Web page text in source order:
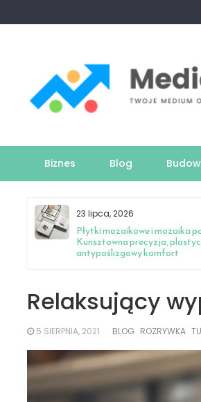
to
Biznes Blog
23 lipca, 2026
Płytki mozaikowe i mozaika
Kunsztowna precyzja,
antypoślizgowy komfort
Relaksujący
5 SIERPNIA, 2021 BLOG ROZRYWKA